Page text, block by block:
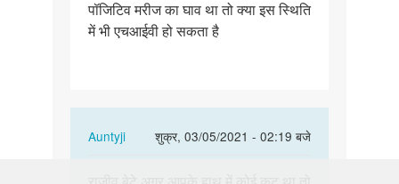
पॉजिटिव मरीज का घाव था तो क्या इस स्थिति
में भी एचआईवी हो सकता है
Auntyji
शुक्र, 03/05/2021 - 02:19 बजे
In